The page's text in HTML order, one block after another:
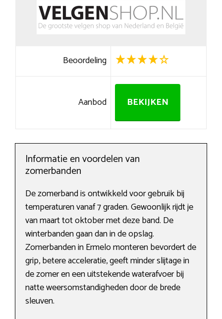
Beoordeling
Aanbod BEKIJKEN
Informatie en voordelen van
zomerbanden
De zomerband is ontwikkeld voor gebruik bij
temperaturen vanaf 7 graden. Gewoonlijk rijdt je
van maart tot oktober met deze band. De
winterbanden gaan dan in de opslag.
Zomerbanden in Ermelo monteren bevordert de
grip, betere acceleratie, geeft minder slijtage in
de zomer en een uitstekende waterafvoer bij
natte weersomstandigheden door de brede
sleuven.